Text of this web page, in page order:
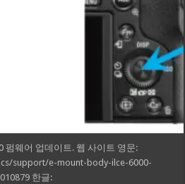
펌웨어 업데이트. 웹 사이트 영문:
support/e-mount-body-ilce-6000-
한글: